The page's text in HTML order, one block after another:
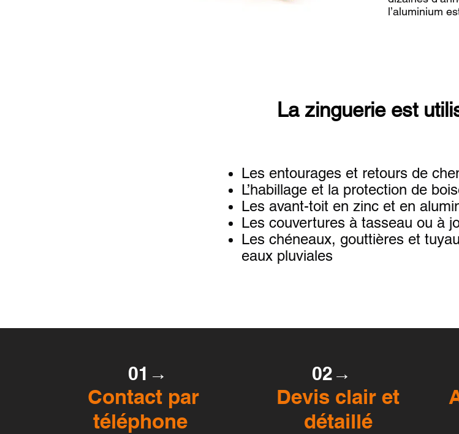
l’aluminium
La zinguerie est
Les entourages et retours de
L’habillage et la protection de
Les avant-toit en zinc et en
Les couvertures à tasseau ou à
Les chéneaux, gouttières et
eaux pluviales
01→
Contact par
téléphone
02→
Devis clair et
détaillé